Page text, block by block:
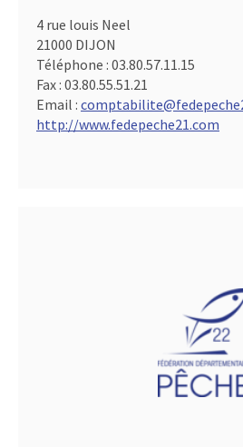
4 rue louis Neel
21000 DIJON
Téléphone : 03.80.57.11.15
Fax : 03.80.55.51.21
Email :
http://www.fedepeche21.com